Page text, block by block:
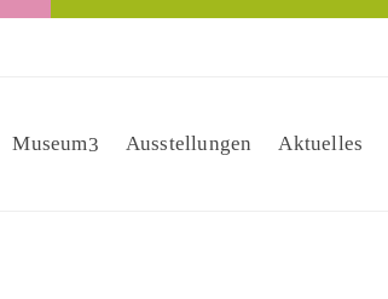
Museum Ausstellungen Aktuelles